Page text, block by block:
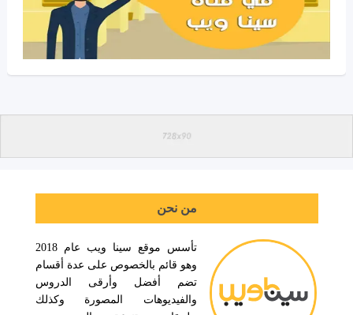
من نحن
تأسس موقع سينا ويب عام 2018
وهو قائم بالخصوص على عدة أقسام
تضم أفضل وأرقى الدروس
والفيديوهات المصورة وكذلك